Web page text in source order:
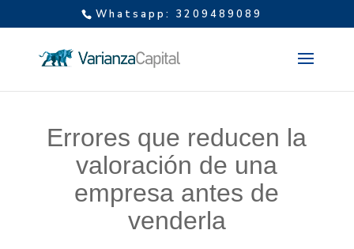
Whatsapp: 3209489089
Errores que reducen la
valoración de una
empresa antes de
venderla